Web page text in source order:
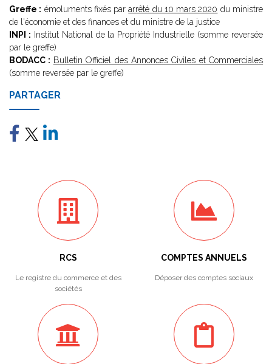
Greffe : émoluments fixés pararrêté du 10 mars 2020 du ministre
de l'économie et des finances et du ministre de la justice
INPI : Institut National de la Propriété Industrielle (somme reversée
par le greffe)
BODACC : Bulletin Officiel des Annonces Civiles et Commerciales
(somme reversée par le greffe)
PARTAGER
RCS
Le registre du commerce et des
sociétés
COMPTES ANNUELS
Déposer des comptes sociaux